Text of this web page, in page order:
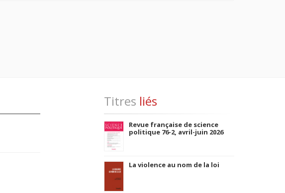
Titres liés
Revue française de science
politique 76-2, avril-juin 2026
La violence au nom de la loi